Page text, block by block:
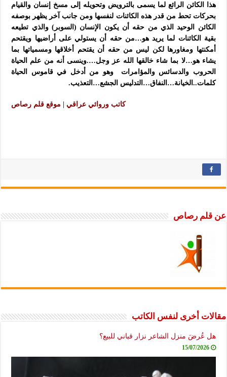
هذا الكائن الرائع لما يسمى بالترويض وتحويله إلى مسخ إنسان والقيام
بحركات تحط من قدر هذه الكائنات لنفسها ومن جانب آخر يظهر بوصفه
الكائن الوحيد الذي من حقه أن يكون الإنسان (السوبر) والذي تطيعه
بقية الكائنات لما يريد هو…من حقه أن يستولي على أراضيها ويقتحم
أمكنتها ومغاورها لكن ليس من حقه أن يقتحم أخلاقها ومسمياتها بما
يشاء هو…لا بما شاء خالقها الله عز وجل….وينسى أنه من علم الحياة
الحروب والدسائس والمؤامرات وهو من أدخل في قاموس الحياة
كلمات..الخيانة…النفاق…التدليس الجشع…التعذيب.
كاتب وروائي عراقي | موقع قلم رصاص
عن قلم رصاص
مقالات أخرى لنفس الكاتب
هل عُرضَ منزل الشاعر نزار قباني للبيع؟
15/07/2026